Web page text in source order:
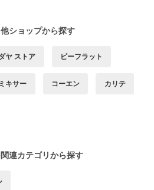
ショップから探す
ヤ ストア ビーフラット
キサー コーエン カリテ
連カテゴリから探す